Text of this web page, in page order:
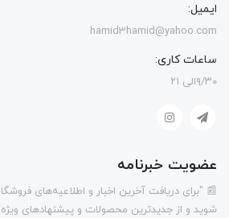
ایمیل:
hamid3hamid@yahoo.com
ساعات کاری:
۹/۳۰الی ۲۱
عضویت خبرنامه
📰 "برای دریافت آخرین اخبار و اطلاعیه‌های
شوید و از جدیدترین محصولات و پیشنهادهای